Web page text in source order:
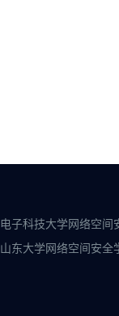
电子科技大学网络空间
山东大学网络空间安全